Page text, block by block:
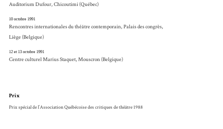
Auditorium Dufour, Chicoutimi (Québec)
10 octobre 1991
Rencontres internationales du théâtre contemporain, Palais des congrès,
Liège (Belgique)
12 et 13 octobre 1991
Centre culturel Marius Staquet, Mouscron (Belgique)
Prix
Prix spécial de l’Association Québécoise des critiques de théâtre 1988